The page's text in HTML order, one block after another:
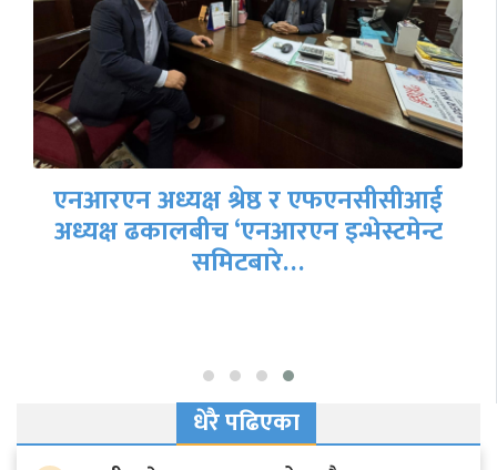
एनआरएन अध्यक्ष श्रेष्ठ र एफएनसीसीआई
अध्यक्ष ढकालबीच ‘एनआरएन इन्भेस्टमेन्ट
समिटबारे…
धेरै पढिएका